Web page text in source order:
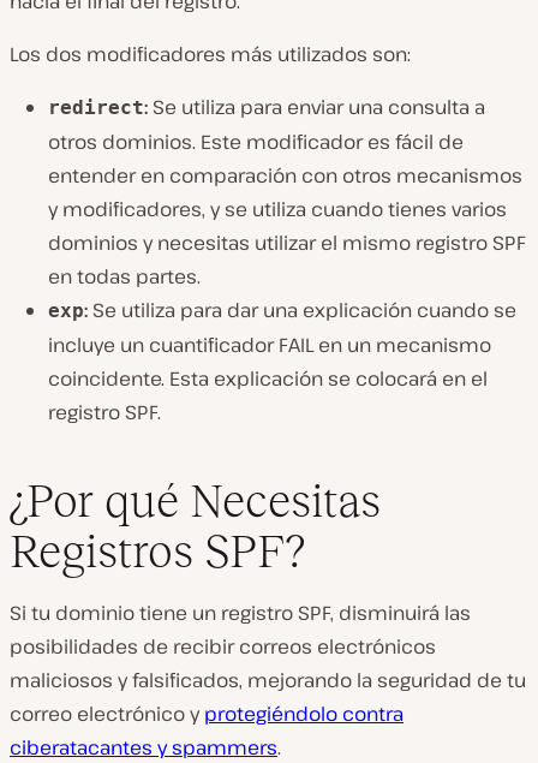
Los dos modificadores más utilizados son:
redirect: Se utiliza para enviar una consulta a
otros dominios. Este modificador es fácil de
entender en comparación con otros mecanismos
y modificadores, y se utiliza cuando tienes varios
dominios y necesitas utilizar el mismo registro SPF
en todas partes.
exp: Se utiliza para dar una explicación cuando se
incluye un cuantificador FAIL en un mecanismo
coincidente. Esta explicación se colocará en el
registro SPF.
¿Por qué Necesitas
Registros SPF?
Si tu dominio tiene un registro SPF, disminuirá las
posibilidades de recibir correos electrónicos
maliciosos y falsificados, mejorando la seguridad de tu
correo electrónico yprotegiéndolo contra
ciberatacantes y spammers.